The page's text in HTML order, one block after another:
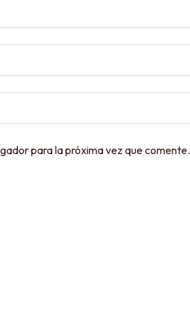
para la próxima vez que comente.